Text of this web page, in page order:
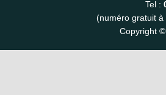
Tel :
(numéro gratuit à
Copyright